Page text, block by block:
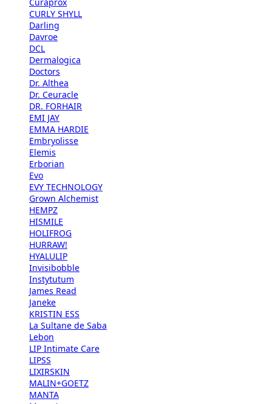
CURLY SHYLL
Darling
Davroe
DCL
Dermalogica
Doctors
Dr. Althea
Dr. Ceuracle
DR. FORHAIR
EMI JAY
EMMA HARDIE
Embryolisse
Elemis
Erborian
Evo
EVY TECHNOLOGY
Grown Alchemist
HEMPZ
HISMILE
HOLIFROG
HURRAW!
HYALULIP
Invisibobble
Instytutum
James Read
Janeke
KRISTIN ESS
La Sultane de Saba
Lebon
LIP Intimate Care
LIPSS
LIXIRSKIN
MALIN+GOETZ
MANTA